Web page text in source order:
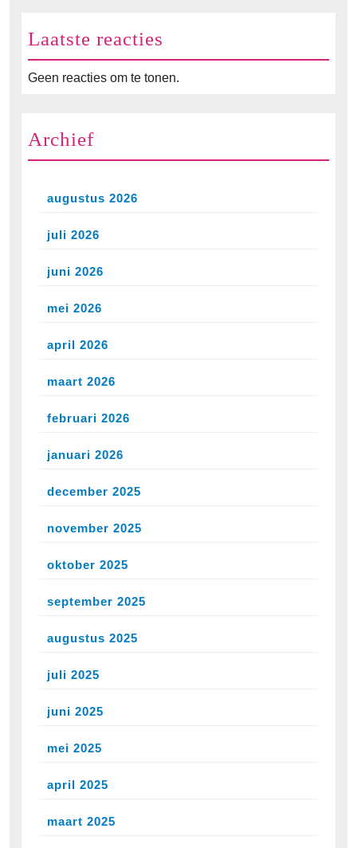
Laatste reacties
Geen reacties om te tonen.
Archief
augustus 2026
juli 2026
juni 2026
mei 2026
april 2026
maart 2026
februari 2026
januari 2026
december 2025
november 2025
oktober 2025
september 2025
augustus 2025
juli 2025
juni 2025
mei 2025
april 2025
maart 2025